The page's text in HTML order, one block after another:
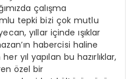
çalışma
tepki bizi çok mutlu
yıllar içinde ışıklar
habercisi haline
yıl yapılan bu hazırlıklar,
özel bir